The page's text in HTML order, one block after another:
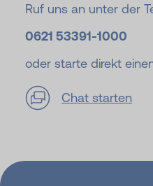
Ruf uns an unter der
0621 53391-1000
oder starte direkt
Chat starten